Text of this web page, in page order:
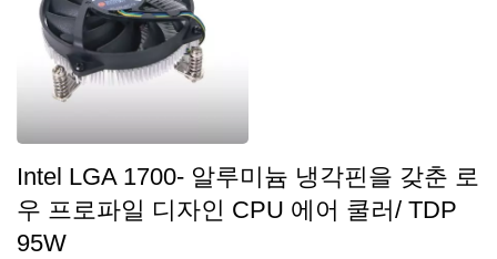
Intel LGA 1700- 알루미늄 냉각핀을 갖춘 로
우 프로파일 디자인 CPU 에어 쿨러/ TDP
95W